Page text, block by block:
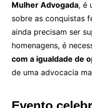
Mulher Advogada, é
sobre as conquistas
ainda precisam ser
homenagens, é
com a igualdade de
de uma advocacia